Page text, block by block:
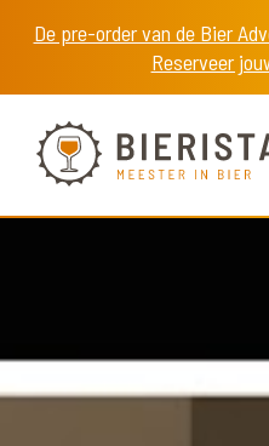
De pre-order van de Bier
Reserveer